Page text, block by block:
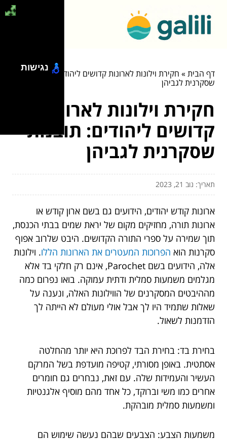
דף הבית» חקירת וילונות לארונות קדושים ליהודים: תובנות
שסקרנית לגביהן
חקירת וילונות לארונות
קדושים ליהודים: תובנות
שסקרנית לגביהן
תאריך: נוב 21, 2023
ארונות קודש יהודים, הידועים גם בשם ארון קודש או
ארונות תורה, מחזיקים מקום של יראת שמים בבתי הכנסת,
תוך שמירה על ספרי התורה הקדושים. היבט שלרוב אפוף
סקרנות הוא הפרוכות המעטרים את הארונות הללו. וילונות
אלה, הידועים בשם Parochet, אינם רק חלקי בד אלא
מגלמים משמעות סמלית ודתית עמוקה. בואו נפרום כמה
מההיבטים המסקרנים של הווילונות האלה, ונענה על
שאלות שתמיד היו לך אבל אולי מעולם לא הייתה לך
הזדמנות לשאול.
בחירת בד: בחירת הבד לפרוכת היא יותר מהחלטה
אסתטית. באופן מסורתי, קטיפה מועדפת בשל המרקם
העשיר והעמידות שלה. עם זאת, נבחרים גם חומרים
אחרים כמו משי וברוקד, כל אחד מהם מוסיף אלגנטיות
ומשמעות סמלית מובהקת.
משמעות הצבע: הצבעים שבהם נעשה שימוש הם
נגישות